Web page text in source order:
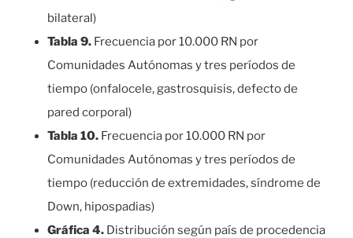
bilateral)
Tabla 9. Frecuencia por 10.000 RN por
Comunidades Autónomas y tres períodos de
tiempo (onfalocele, gastrosquisis, defecto de
pared corporal)
Tabla 10. Frecuencia por 10.000 RN por
Comunidades Autónomas y tres períodos de
tiempo (reducción de extremidades, síndrome de
Down, hipospadias)
Gráfica 4. Distribución según país de procedencia